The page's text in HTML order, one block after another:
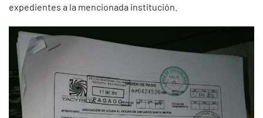
expedientes a la mencionada institución.